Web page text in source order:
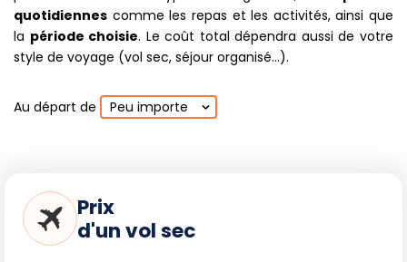
quotidiennes comme les repas et les activités, ainsi que
la période choisie. Le coût total dépendra aussi de votre
style de voyage (vol sec, séjour organisé...).
Au départ de Peu importe
Prix
d'un vol sec